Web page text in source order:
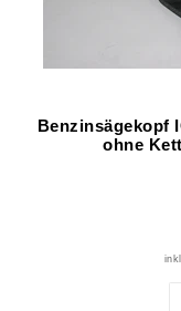
Benzinsägekopf
ohne